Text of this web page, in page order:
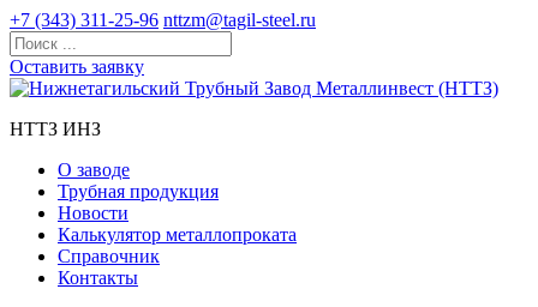
+7 (343) 311-25-96 nttzm@tagil-steel.ru
Оставить заявку
НТТЗ ИНЗ
О заводе
Трубная продукция
Новости
Калькулятор металлопроката
Справочник
Контакты